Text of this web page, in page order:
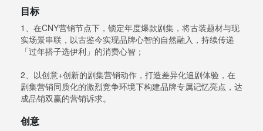
目标
1、在CNY营销节点下，锁定年度爆款剧集，将古装题材与现
实场景串联，以古鉴今实现品牌心智的自然融入，持续传递
「过年搭子选伊利」的消费心智；
2、以创意+创新的剧集营销动作，打造差异化追剧体验，在
剧集营销同质化的激烈竞争环境下构建品牌专属记忆亮点，达
成品销双赢的营销诉求。
创意